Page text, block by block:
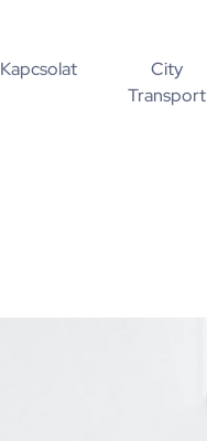
Kapcsolat
City
Transport